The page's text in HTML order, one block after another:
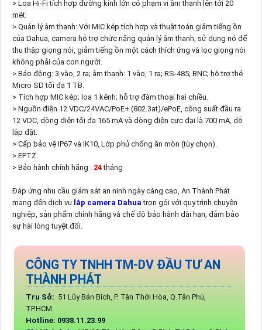
> Loa Hi-Fi tích hợp đường kính lớn có phạm vi âm thanh lên tới 20
mét.
> Quản lý âm thanh: Với MIC kép tích hợp và thuật toán giảm tiếng ồn
của Dahua, camera hỗ trợ chức năng quản lý âm thanh, sử dụng nó để
thu thập giọng nói, giảm tiếng ồn một cách thích ứng và lọc giọng nói
không phải của con người.
> Báo động: 3 vào, 2 ra; âm thanh: 1 vào, 1 ra; RS-485; BNC; hỗ trợ thẻ
Micro SD tối đa 1 TB.
> Tích hợp MIC kép; loa 1 kênh; hỗ trợ đàm thoại hai chiều.
> Nguồn điện 12 VDC/24VAC/PoE+ (802.3at)/ePoE, công suất đầu ra
12 VDC, dòng điện tối đa 165 mA và dòng điện cực đại là 700 mA, dễ
lắp đặt.
> Cấp bảo vệ IP67 và IK10, Lớp phủ chống ăn mòn (tùy chọn).
> EPTZ.
> Bảo hành chính hãng : 24tháng
Đáp ứng nhu cầu giám sát an ninh ngày càng cao, An Thành Phát
mang đến dịch vụ lắp camera Dahua trọn gói với quy trình chuyên
nghiệp, sản phẩm chính hãng và chế độ bảo hành dài hạn, đảm bảo
sự hài lòng tuyệt đối.
CÔNG TY TNHH TM-DV ĐẦU TƯ AN
THÀNH PHÁT
Trụ Sở: 51 Lũy Bán Bích, P. Tân Thới Hòa, Q.Tân Phú,
TP.HCM
Hotline: 0938.11.23.99